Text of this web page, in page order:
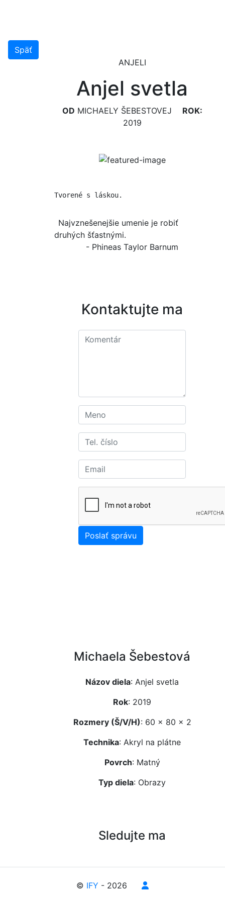
Späť
ANJELI
Anjel svetla
OD MICHAELY ŠEBESTOVEJ
ROK:
2019
Tvorené s láskou.
Najvznešenejšie umenie je robiť
druhých šťastnými.
- Phineas Taylor Barnum
Kontaktujte ma
Michaela Šebestová
Názov diela: Anjel svetla
Rok: 2019
Rozmery (Š/V/H): 60 x 80 x 2
Technika: Akryl na plátne
Povrch: Matný
Typ diela: Obrazy
Sledujte ma
© IFY - 2026